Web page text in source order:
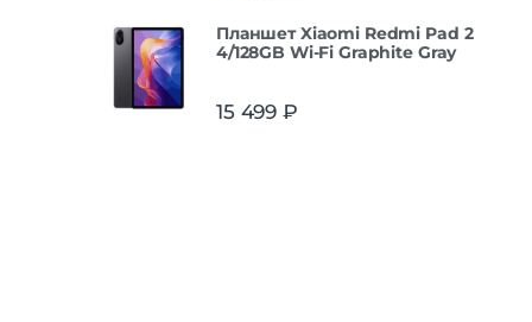
Планшет Xiaomi Redmi Pad 2
4/128GB Wi-Fi Graphite Gray
15 499 ₽